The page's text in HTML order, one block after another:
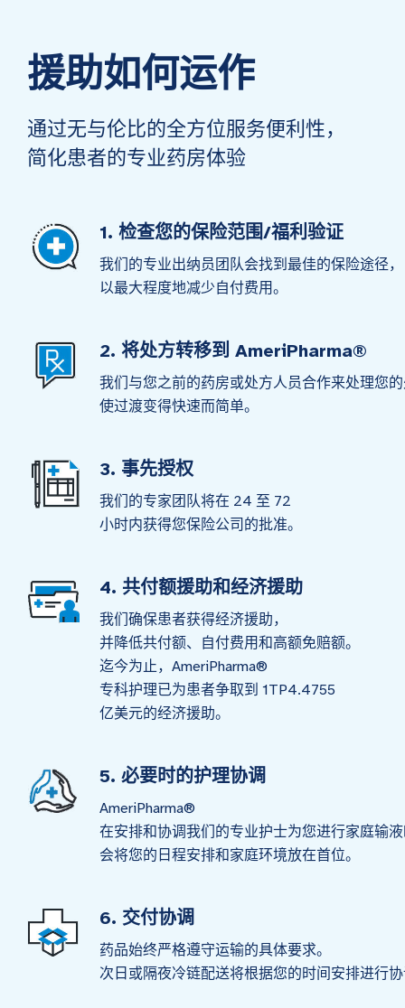
援助如何运作
通过无与伦比的全方位服务便利性，
简化患者的专业药房体验
1. 检查您的保险范围/福利验证
我们的专业出纳员团队会找到最佳的保险途径，
以最大程度地减少自付费用。
2. 将处方转移到 AmeriPharma®
我们与您之前的药房或处方人员合作来处理您
使过渡变得快速而简单。
3. 事先授权
我们的专家团队将在 24 至 72
小时内获得您保险公司的批准。
4. 共付额援助和经济援助
我们确保患者获得经济援助，
并降低共付额、自付费用和高额免赔额。
迄今为止，AmeriPharma®
专科护理已为患者争取到 1TP4.4755
亿美元的经济援助。
5. 必要时的护理协调
AmeriPharma®
在安排和协调我们的专业护士为您进行家庭输
会将您的日程安排和家庭环境放在首位。
6. 交付协调
药品始终严格遵守运输的具体要求。
次日或隔夜冷链配送将根据您的时间安排进行